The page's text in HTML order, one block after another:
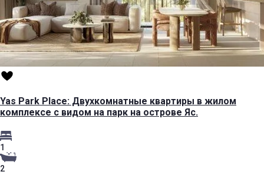
Yas Park Place: Двухкомнатные квартиры в жилом
комплексе с видом на парк на острове Яс.
1
2